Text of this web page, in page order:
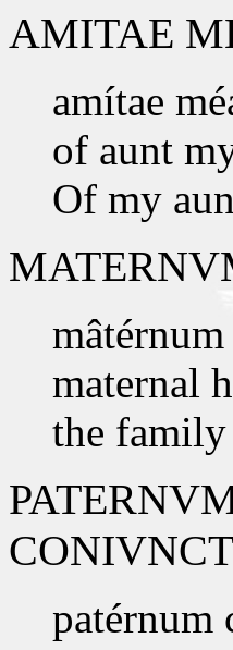
AMITAE
amítae
of aunt
Of my
maternal
the family
patérnum